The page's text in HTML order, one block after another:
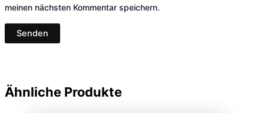
meinen nächsten Kommentar speichern.
Ähnliche Produkte